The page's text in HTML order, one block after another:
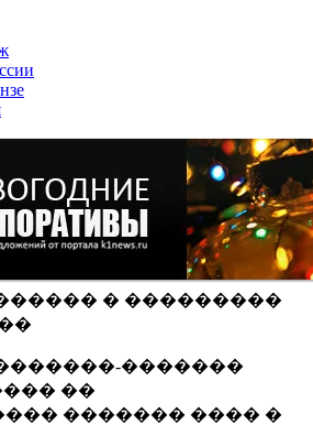
� ���������
�������
��
������� ���� �